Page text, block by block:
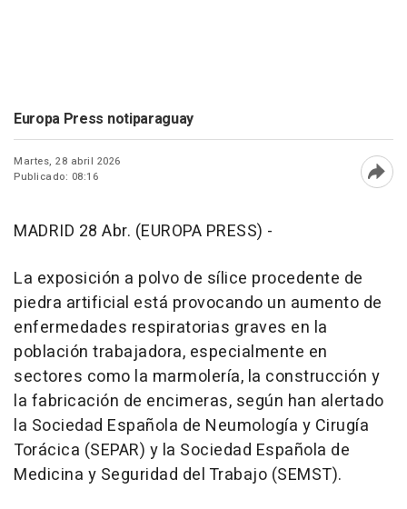
Europa Press notiparaguay
Martes, 28 abril 2026
Publicado: 08:16
MADRID 28 Abr. (EUROPA PRESS) -
La exposición a polvo de sílice procedente de
piedra artificial está provocando un aumento de
enfermedades respiratorias graves en la
población trabajadora, especialmente en
sectores como la marmolería, la construcción y
la fabricación de encimeras, según han alertado
la Sociedad Española de Neumología y Cirugía
Torácica (SEPAR) y la Sociedad Española de
Medicina y Seguridad del Trabajo (SEMST).